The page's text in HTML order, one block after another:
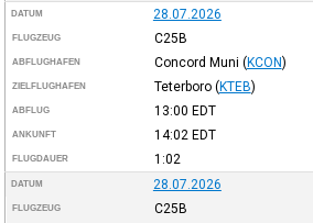
DATUM 28.07.2026
FLUGZEUG C25B
ABFLUGHAFEN Concord Muni (KCON)
ZIELFLUGHAFEN Teterboro (KTEB)
ABFLUG 13:00 EDT
ANKUNFT 14:02 EDT
FLUGDAUER 1:02
DATUM 28.07.2026
FLUGZEUG C25B